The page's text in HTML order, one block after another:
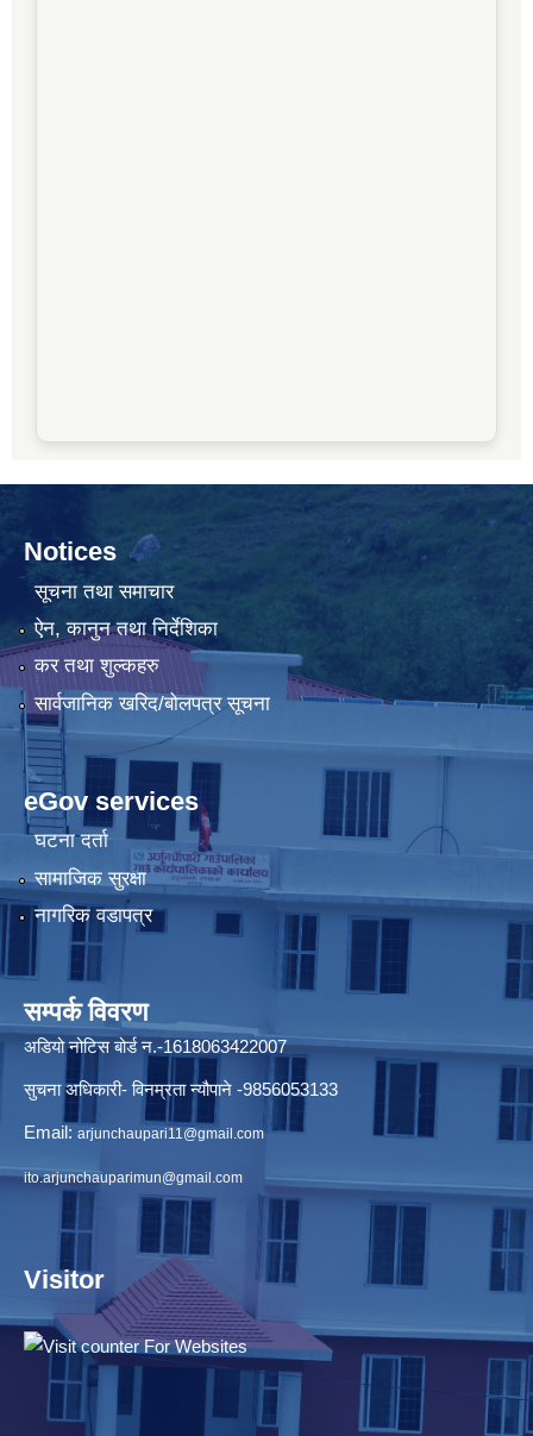
Notices
सूचना तथा समाचार
ऐन, कानुन तथा निर्देशिका
कर तथा शुल्कहरु
सार्वजानिक खरिद/बोलपत्र सूचना
eGov services
घटना दर्ता
सामाजिक सुरक्षा
नागरिक वडापत्र
सम्पर्क विवरण
अडियो नोटिस बोर्ड न.-1618063422007
सुचना अधिकारी- विनम्रता न्यौपाने -9856053133
Email: arjunchaupari11@gmail.com
ito.arjunchauparimun@gmail.com
Visitor